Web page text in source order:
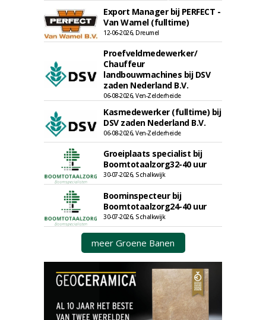
Export Manager bij PERFECT -
Van Wamel (fulltime)
12-06-2026, Dreumel
Proefveldmedewerker/
Chauffeur
landbouwmachines bij DSV
zaden Nederland B.V.
06-08-2026, Ven-Zelderheide
Kasmedewerker (fulltime) bij
DSV zaden Nederland B.V.
06-08-2026, Ven-Zelderheide
Groeiplaats specialist bij
Boomtotaalzorg32-40 uur
30-07-2026, Schalkwijk
Boominspecteur bij
Boomtotaalzorg24-40 uur
30-07-2026, Schalkwijk
meer Groene Banen